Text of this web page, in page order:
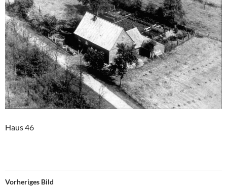
Haus 46
Vorheriges Bild